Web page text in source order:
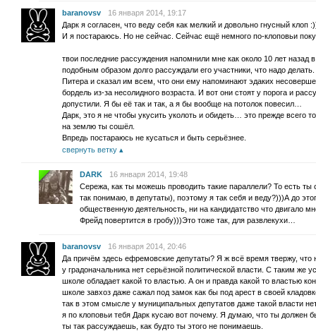
baranovsv
16 января 2014, 19:17
Дарк я согласен, что веду себя как мелкий и довольно гнусный клоп
И я постараюсь. Но не сейчас. Сейчас ещё немного по-клоповьи
твои последние рассуждения напомнили мне как около 10 лет
подобным образом долго рассуждали его участники, что надо
Питера и сказал им всем, что они ему напоминают эдаких
бордель из-за несолидного возраста. И вот они стоят у порога и
допустили. Я бы её так и так, а я бы вообще на потолок повесил…
Дарк, это я не чтобы укусить уколоть и обидеть… это прежде всего
на землю ты сошёл.
Впредь постараюсь не кусаться и быть серьёзнее.
свернуть ветку
DARK
16 января 2014, 19:48
Сережа, как ты можешь проводить такие параллели? То есть
так понимаю, в депутаты), поэтому я так себя и веду?)))А до
общественную деятельность, ни на кандидатство что двигало
Фрейд повертится в гробу)))Это тоже так, для развлекухи…
baranovsv
16 января 2014, 20:46
Да причём здесь ефремовские депутаты? Я ж всё время твержу, что
у градоначальника нет серьёзной политической власти. С таким же
школе обладает какой то властью. А он и правда какой то властью
школе завхоз даже сажал под замок как бы под арест в своей
так в этом смысле у муниципальных депутатов даже такой власти
я по клоповьи тебя Дарк кусаю вот почему. Я думаю, что ты должен
ты так рассуждаешь, как будто ты этого не понимаешь.